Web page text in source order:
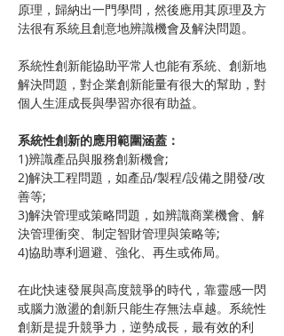
原理，歸納出一門學問，然後應用其原理及方
法很有系統且創意地辨識機會及解決問題。
系統性創新能協助平常人也能有系統、創新地
解決問題，對企業創新能量有很大的幫助，對
個人生涯成長與學習亦很有助益。
系統性創新的應用範圍涵蓋：
1)辨識產品與服務創新機會;
2)解決工程問題，如產品/製程/設備之開發/改
善等;
3)解決管理或策略問題，如辨識商業機會、解
決管理衝突、制定智財管理與策略等;
4)協助專利迴避、強化、再生或佈局。
在此快速發展與高度競爭的時代，靠靈感一閃
或腦力激盪的創新只能生存無法卓越。系統性
創新是提升競爭力，逆勢成長，最有效的利